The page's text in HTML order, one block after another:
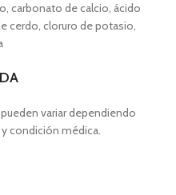
carbonato de calcio, ácido
cerdo, cloruro de potasio,
variar dependiendo
condición médica.